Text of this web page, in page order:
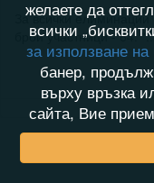
За всички
брой участници - 64.
желаете да
всички
за използване на
банер,
върху връзка
сайта, Вие